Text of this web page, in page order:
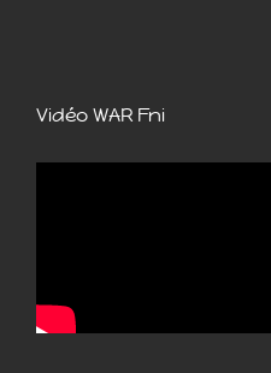
Vidéo WAR Fni